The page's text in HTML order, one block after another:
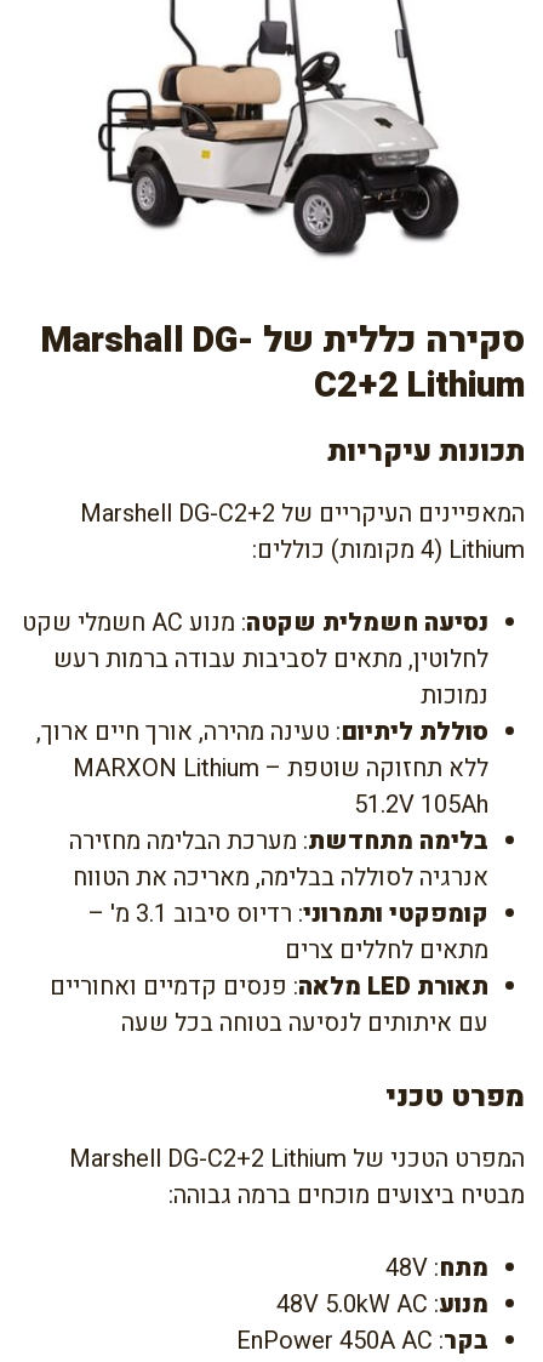
סקירה כללית של Marshall DG-
C2+2 Lithium
תכונות עיקריות
המאפיינים העיקריים של Marshell DG-C2+2
Lithium (4 מקומות) כוללים:
נסיעה חשמלית שקטה
: מנוע AC חשמלי שקט
לחלוטין, מתאים לסביבות עבודה ברמות רעש
נמוכות
סוללת ליתיום: טעינה מהירה, אורך חיים ארוך,
ללא תחזוקה שוטפת – MARXON Lithium
51.2V 105Ah
בלימה מתחדשת: מערכת הבלימה מחזירה
אנרגיה לסוללה בבלימה, מאריכה את הטווח
קומפקטי ותמרוני
: רדיוס סיבוב 3.1 מ' –
מתאים לחללים צרים
תאורת LED מלאה
: פנסים קדמיים ואחוריים
עם איתותים לנסיעה בטוחה בכל שעה
מפרט טכני
המפרט הטכני של Marshell DG-C2+2 Lithium
מבטיח ביצועים מוכחים ברמה גבוהה:
מתח: 48V
מנוע: 48V 5.0kW AC
בקר: EnPower 450A AC